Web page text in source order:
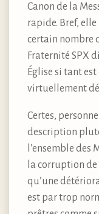
Canon de la
rapide. Bref,
certain nombre
Fraternité SPX
Église si tant
virtuellement
Certes,
description
l’ensemble des
la corruption
qu’une
est par trop